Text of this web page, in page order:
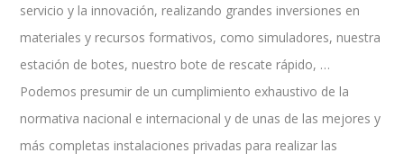
servicio y la innovación, realizando grandes inversiones en
materiales y recursos formativos, como simuladores, nuestra
estación de botes, nuestro bote de rescate rápido, …
Podemos presumir de un cumplimiento exhaustivo de la
normativa nacional e internacional y de unas de las mejores y
más completas instalaciones privadas para realizar las